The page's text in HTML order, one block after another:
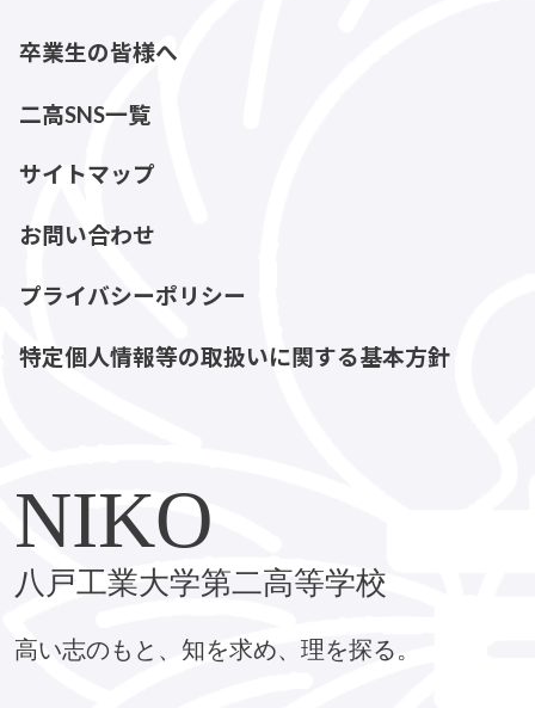
卒業生の皆様へ
二高SNS一覧
サイトマップ
お問い合わせ
プライバシーポリシー
特定個人情報等の取扱いに関する基本方針
NIKO
八戸工業大学第二高等学校
高い志のもと、知を求め、理を探る。